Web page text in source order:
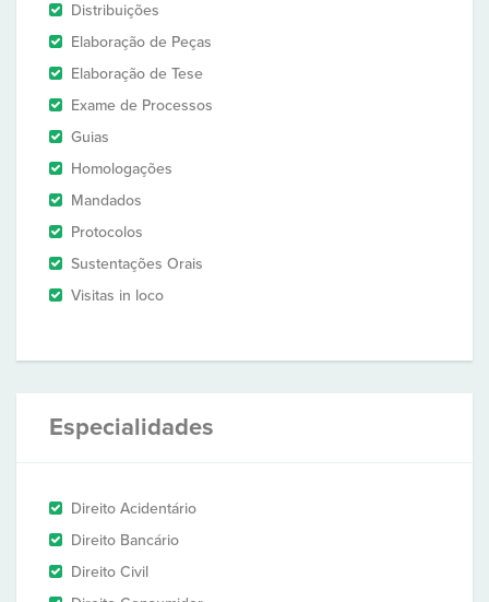
Distribuições
Elaboração de Peças
Elaboração de Tese
Exame de Processos
Guias
Homologações
Mandados
Protocolos
Sustentações Orais
Visitas in loco
Especialidades
Direito Acidentário
Direito Bancário
Direito Civil